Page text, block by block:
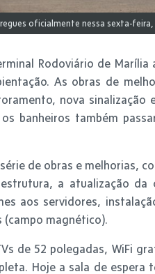
oficialmente nessa sexta-feira,
Rodoviário de Marília
As obras de
nova sinalização
banheiros também
de obras e melhorias,
a atualização da
aos servidores,
(campo magnético).
de 52 polegadas, WiFi
Hoje a sala de espera